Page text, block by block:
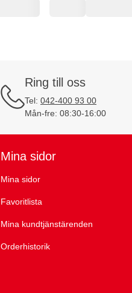
Ring till oss
Tel: 042-400 93 00
Mån-fre: 08:30-16:00
Mina sidor
Mina sidor
Favoritlista
Mina kundtjänstärenden
Orderhistorik